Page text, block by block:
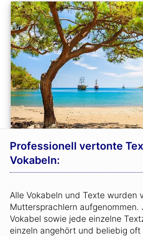
Professionell vertonte
Vokabeln:
Alle Vokabeln und Texte wurden
Muttersprachlern aufgenommen.
Vokabel sowie jede einzelne
einzeln angehört und beliebig